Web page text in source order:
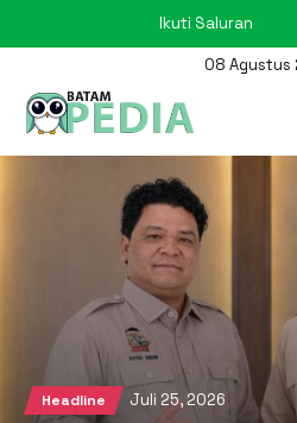
Ikuti Saluran
08Agustus
Headline Juli 25, 2026